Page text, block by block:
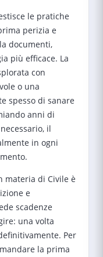
le pratiche
perizia e
documenti,
più efficace. La
con
o una
spesso di sanare
anni di
il
in ogni
materia di Civile è
e
scadenze
una volta
Per
la prima